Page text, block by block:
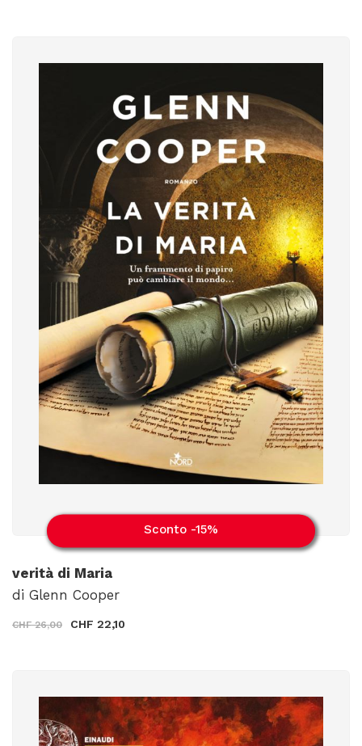
Sconto -15%
verità di Maria
di Glenn Cooper
CHF 26,00 CHF 22,10